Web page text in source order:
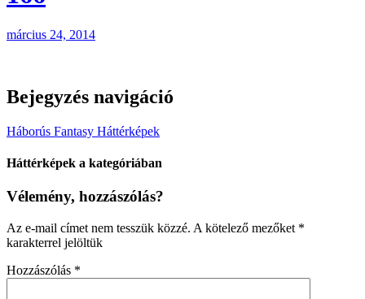
március 24, 2014
Bejegyzés navigáció
Háborús Fantasy Háttérképek
Háttérképek a kategóriában
Vélemény, hozzászólás?
Az e-mail címet nem tesszük közzé. A kötelező mezőket *
karakterrel jelöltük
Hozzászólás *